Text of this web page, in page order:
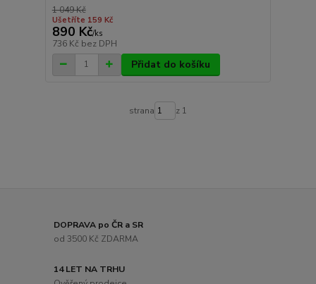
1 049 Kč
Ušetříte 159 Kč
890 Kč/ks
736 Kč bez DPH
Přidat do košíku
strana z 1
DOPRAVA po ČR a SR
od 3500 Kč ZDARMA
14 LET NA TRHU